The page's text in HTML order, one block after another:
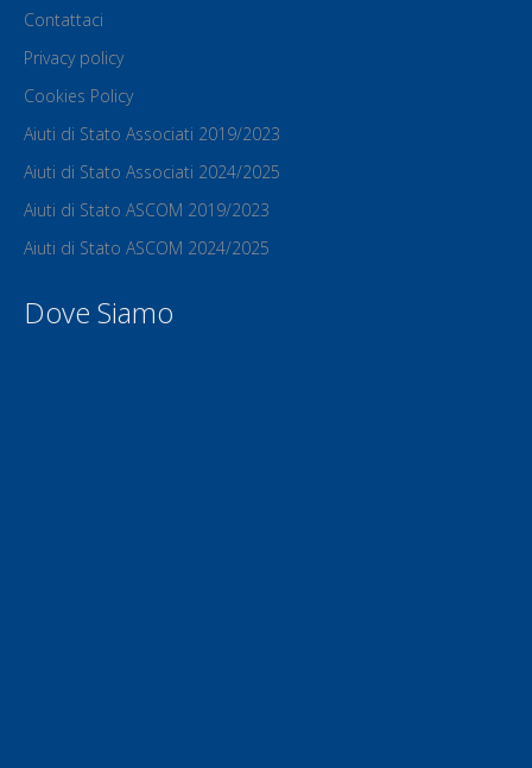
Contattaci
Privacy policy
Cookies Policy
Aiuti di Stato Associati 2019/2023
Aiuti di Stato Associati 2024/2025
Aiuti di Stato ASCOM 2019/2023
Aiuti di Stato ASCOM 2024/2025
Dove Siamo